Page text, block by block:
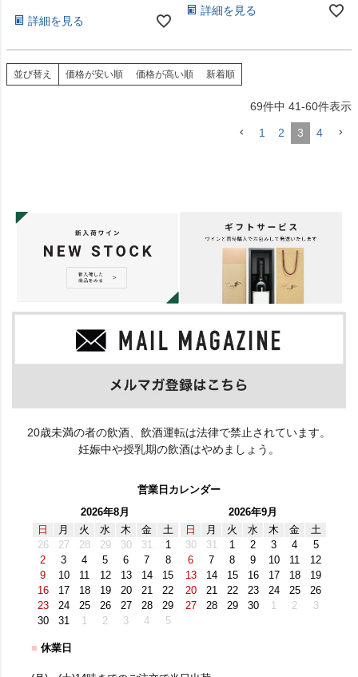
詳細を見る
詳細を見る
並び替え 価格が安い順 価格が高い順 新着順
69件中 41-60件表示
1 2 3 4
20歳未満の者の飲酒、飲酒運転は法律で禁止されています。
妊娠中や授乳期の飲酒はやめましょう。
営業日カレンダー
2026年8月
日
月 火 水 木 金
土
26
27 28 29 30 31
1
2
3 4 5 6 7
8
9
10 11 12 13 14
15
16
17 18 19 20 21
22
23
24 25 26 27 28
29
30
31 1 2 3 4 5
2026年9月
日
月 火 水 木 金
土
30
31 1 2 3 4
5
6
7 8 9 10 11
12
13
14 15 16 17 18
19
20
21 22 23 24 25
26
27
28 29 30 1 2 3
■ 休業日